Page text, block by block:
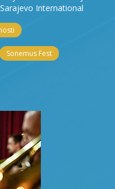
International
Sonemus Fest